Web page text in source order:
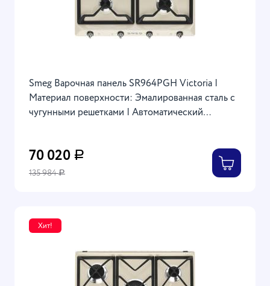
Smeg Варочная панель SR964PGH Victoria |
Материал поверхности: Эмалированная сталь с
чугунными решетками | Автоматический
70 020 Р
135 984Р
Хит!